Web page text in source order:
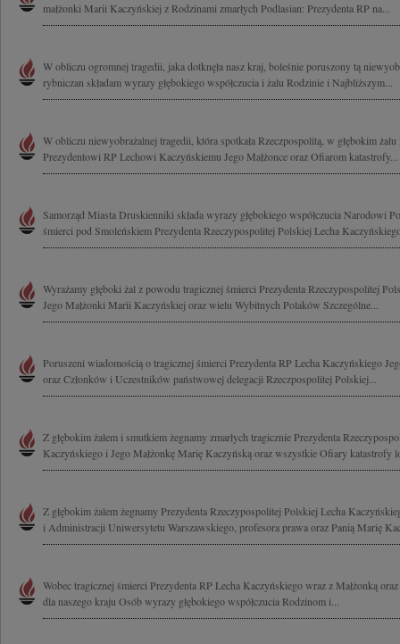
małżonki Marii Kaczyńskiej z Rodzinami zmarłych Podlasian: Prezydenta RP na...
W obliczu ogromnej tragedii, jaka dotknęła nasz kraj, boleśnie poruszony tą
rybniczan składam wyrazy głębokiego współczucia i żalu Rodzinie i Najbliższym...
W obliczu niewyobrażalnej tragedii, która spotkała Rzeczpospolitą, w głębokim żalu
Prezydentowi RP Lechowi Kaczyńskiemu Jego Małżonce oraz Ofiarom katastrofy...
Samorząd Miasta Druskienniki składa wyrazy głębokiego współczucia Narodowi
śmierci pod Smoleńskiem Prezydenta Rzeczypospolitej Polskiej Lecha
Wyrażamy głęboki żal z powodu tragicznej śmierci Prezydenta Rzeczypospolitej
Jego Małżonki Marii Kaczyńskiej oraz wielu Wybitnych Polaków Szczególne...
Poruszeni wiadomością o tragicznej śmierci Prezydenta RP Lecha Kaczyńskiego
oraz Członków i Uczestników państwowej delegacji Rzeczpospolitej Polskiej...
Z głębokim żalem i smutkiem żegnamy zmarłych tragicznie Prezydenta
Kaczyńskiego i Jego Małżonkę Marię Kaczyńską oraz wszystkie Ofiary katastrofy
Z głębokim żalem żegnamy Prezydenta Rzeczypospolitej Polskiej Lecha
i Administracji Uniwersytetu Warszawskiego, profesora prawa oraz Panią Marię
Wobec tragicznej śmierci Prezydenta RP Lecha Kaczyńskiego wraz z Małżonką
dla naszego kraju Osób wyrazy głębokiego współczucia Rodzinom i...